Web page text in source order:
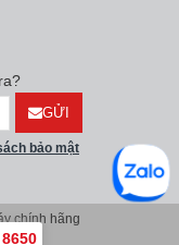
GỬI
bảo mật
chính hãng